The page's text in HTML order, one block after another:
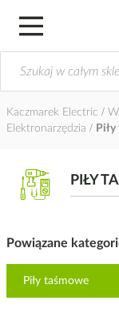
Kaczmarek Electric
Elektronarzędzia
PIŁY
Powiązane
Piły taśmowe